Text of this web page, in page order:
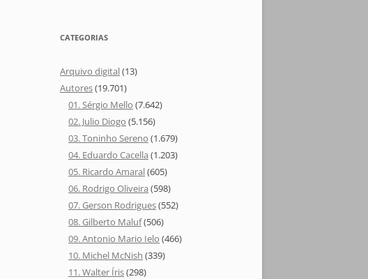
CATEGORIAS
Arquivo digital(13)
Autores(19.701)
01. Sérgio Mello (7.642)
02. Julio Diogo (5.156)
03. Toninho Sereno (1.679)
04. Eduardo Cacella (1.203)
05. Ricardo Amaral(605)
06. Rodrigo Oliveira (598)
07. Gerson Rodrigues(552)
08. Gilberto Maluf(506)
09. Antonio Mario Ielo (466)
10. Michel McNish (339)
11. Walter Íris(298)